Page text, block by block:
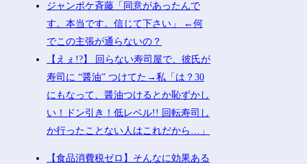
ジャンポケ斉藤「同意があったんで
す。本当です。信じて下さい」 ←何
でこの主張が通らないの？
【えぇ!?】 回らない寿司屋で、彼氏が
寿司に “醤油” つけてた→私「は？30
にもなって、醤油つけるとか恥ずかし
い！ドン引き！低レベル!! 回転寿司し
か行ったことない人はこれだから…」
【食品消費税ゼロ】そんなに効果ある